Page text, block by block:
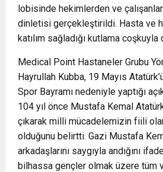
lobisinde hekimlerden ve
dinletisi gerçekleştirildi. Hasta ve
katılım sağladığı kutlama
Medical Point Hastaneler Grubu
Hayrullah Kubba, 19 Mayıs
Spor Bayramı nedeniyle yaptığı
104 yıl önce Mustafa Kemal
çıkarak milli mücadelemizin fiili
olduğunu belirtti. Gazi Mustafa
arkadaşlarını saygıyla andığını
bilhassa gençler olmak üzere tüm